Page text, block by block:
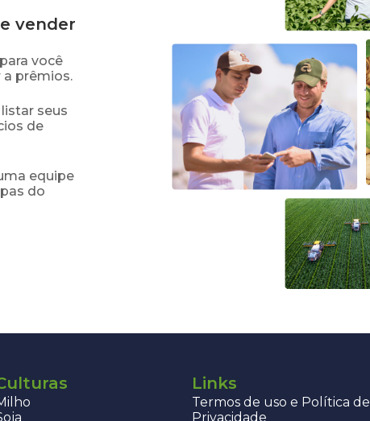
vender
você
a prêmios.
seus
de
equipe
do
Links
Termos de uso e Política de
Privacidade